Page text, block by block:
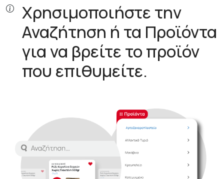
Χρησιμοποιήστε την
Αναζήτηση ή τα Προϊόντα
για να βρείτε το προϊόν
που επιθυμείτε.